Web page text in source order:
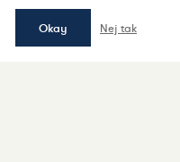
Okay Nej tak